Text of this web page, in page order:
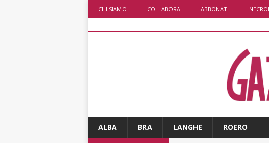
CHI SIAMO COLLABORA ABBONATI
ALBA BRA LANGHE ROERO